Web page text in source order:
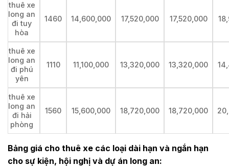
thuê xe
long an
đi tuy
hòa
1460 14,600,000 17,520,000 17,520,000
thuê xe
long an
đi phú
yên
1110 11,100,000 13,320,000 13,320,000
thuê xe
long an
đi hải
phòng
1560 15,600,000 18,720,000 18,720,000
Bảng giá cho thuê xe các loại dài hạn và ngắn hạn
cho sự kiện, hội nghị và dự án long an: